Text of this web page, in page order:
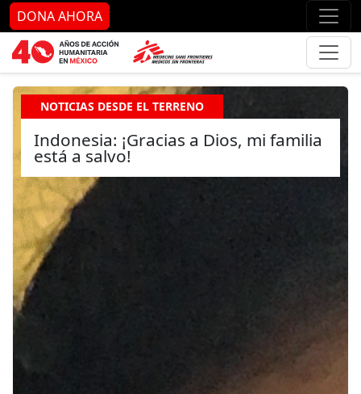
Ir al contenido principal Ir
DONA AHORA
NOTICIAS DESDE EL TERRENO
Indonesia: ¡Gracias a Dios, mi familia
está a salvo!